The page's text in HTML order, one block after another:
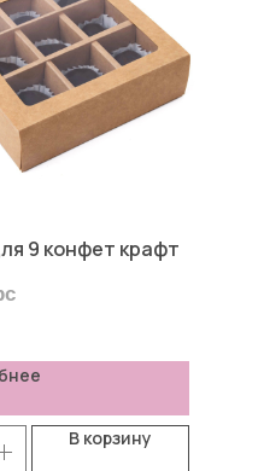
9 конфет крафт
В корзину